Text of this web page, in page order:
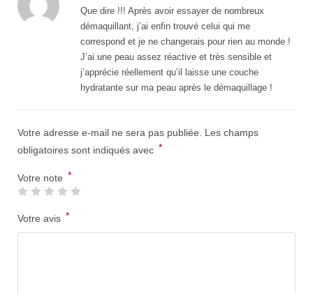
Note
Que dire !!! Après avoir essayer de nombreux
démaquillant, j’ai enfin trouvé celui qui me
correspond et je ne changerais pour rien au monde !
J’ai une peau assez réactive et très sensible et
j’apprécie réellement qu’il laisse une couche
hydratante sur ma peau après le démaquillage !
Votre adresse e-mail ne sera pas publiée.
Les champs
obligatoires sont indiqués avec *
Votre note *
Votre avis *